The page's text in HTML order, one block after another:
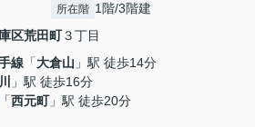
所在階 1階/3階建
区荒田町３丁目
線 「大倉山 」駅 徒歩14分
」駅 徒歩16分
「西元町」駅 徒歩20分